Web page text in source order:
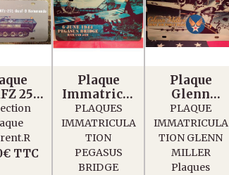
251
TTC
Plaque
Immatricul
ation
Pegasus
Bridge
PLAQUES
IMMATRICULA
TION
PEGASUS
BRIDGE
Plaque
Glenn
Miller
PLAQUE
IMMATRICULA
TION GLENN
MILLER
Plaques